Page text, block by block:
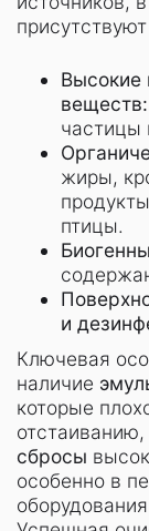
присутствуют
Высокие
веществ:
частицы
жиры,
птицы.
и
Ключевая
наличие
которые
отстаиванию,
сбросы
особенно в